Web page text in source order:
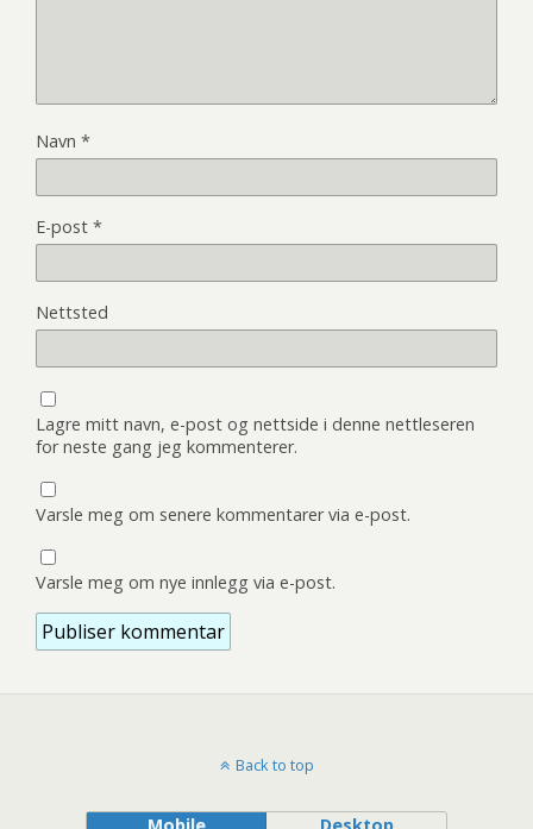
Navn *
E-post *
Nettsted
Lagre mitt navn, e-post og nettside i denne nettleseren
for neste gang jeg kommenterer.
Varsle meg om senere kommentarer via e-post.
Varsle meg om nye innlegg via e-post.
Back to top